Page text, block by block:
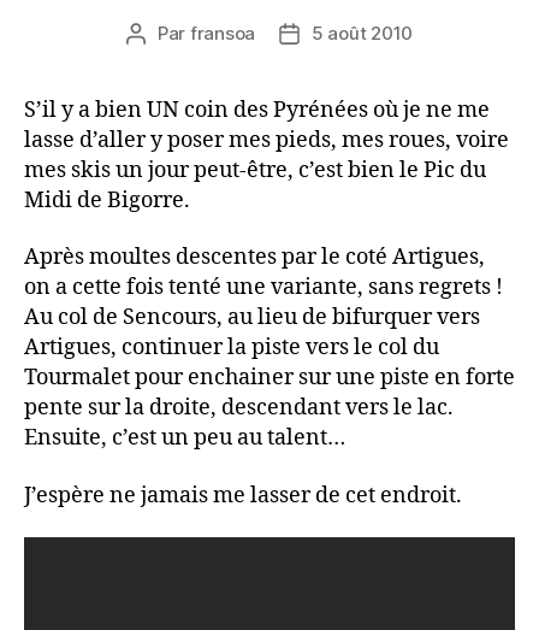
Auteur
Par fransoa
Date5 août 2010
S’il y a bien UN coin des Pyrénées où je ne me
lasse d’aller y poser mes pieds, mes roues, voire
mes skis un jour peut-être, c’est bien le Pic du
Midi de Bigorre.
Après moultes descentes par le coté Artigues,
on a cette fois tenté une variante, sans regrets !
Au col de Sencours, au lieu de bifurquer vers
Artigues, continuer la piste vers le col du
Tourmalet pour enchainer sur une piste en forte
pente sur la droite, descendant vers le lac.
Ensuite, c’est un peu au talent…
J’espère ne jamais me lasser de cet endroit.